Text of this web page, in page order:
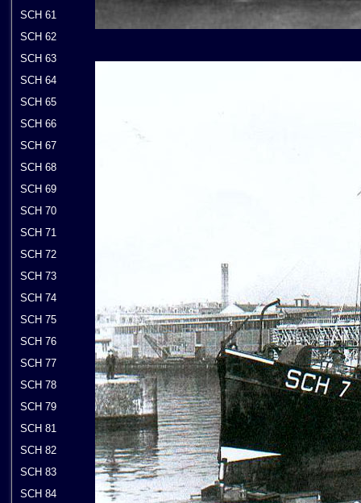
SCH 61
SCH 62
SCH 63
SCH 64
SCH 65
SCH 66
SCH 67
SCH 68
SCH 69
SCH 70
SCH 71
SCH 72
SCH 73
SCH 74
SCH 75
SCH 76
SCH 77
SCH 78
SCH 79
SCH 81
SCH 82
SCH 83
SCH 84